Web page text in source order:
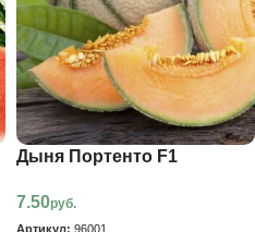
Дыня Портенто F1
7.50руб.
Артикул: 96001